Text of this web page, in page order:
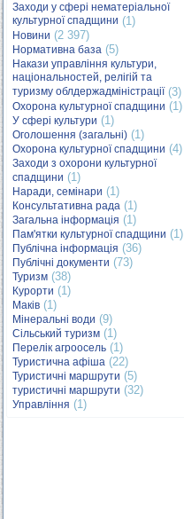
Заходи у сфері нематеріальної
культурної спадщини (1)
Новини (2 397)
Нормативна база (5)
Накази управління культури,
національностей, релігій та
туризму облдержадміністрації(3)
Охорона культурної спадщини (1)
У сфері культури (1)
Оголошення (загальні) (1)
Охорона культурної спадщини (4)
Заходи з охорони культурної
спадщини (1)
Наради, семінари (1)
Консультативна рада (1)
Загальна інформація (1)
Пам'ятки культурної спадщини (1)
Публічна інформація (36)
Публічні документи (73)
Туризм (38)
Курорти (1)
Маків (1)
Мінеральні води (9)
Сільський туризм (1)
Перелік агроосель (1)
Туристична афіша (22)
Туристичні маршрути (5)
туристичні маршрути (32)
Управління (1)